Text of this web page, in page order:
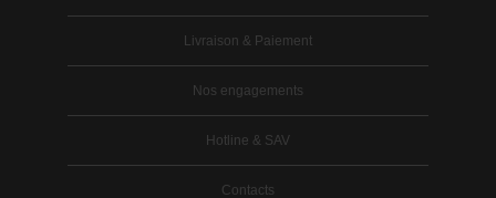
Livraison & Paiement
Nos engagements
Hotline & SAV
Contacts